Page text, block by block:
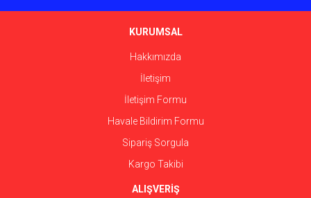
KURUMSAL
Hakkımızda
İletişim
İletişim Formu
Havale Bildirim Formu
Sipariş Sorgula
Kargo Takibi
ALIŞVERİŞ